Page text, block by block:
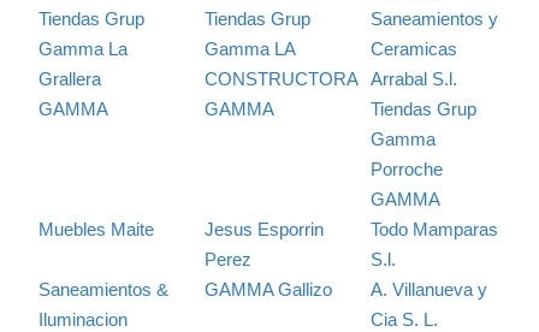
Tiendas Grup
Gamma La
Grallera
GAMMA
Tiendas Grup
Gamma LA
CONSTRUCTORA
GAMMA
Saneamientos y
Ceramicas
Arrabal S.l.
Tiendas Grup
Gamma
Porroche
GAMMA
Muebles Maite
Jesus Esporrin
Perez
Todo Mamparas
S.l.
Saneamientos &
Iluminacion
GAMMA Gallizo
A. Villanueva y
Cia S. L.